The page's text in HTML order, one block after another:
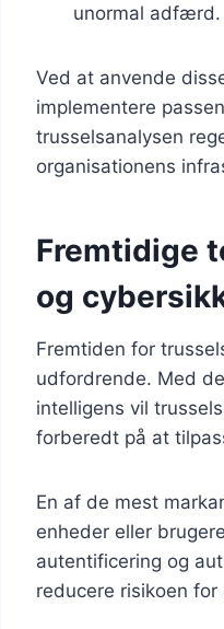
unormal adfærd.
Ved at anvende
implementere
trusselsanalysen
organisationens
Fremtidige
og
Fremtiden for
udfordrende. Med
intelligens vil
forberedt på at
En af de mest
enheder eller
autentificering og
reducere risikoen